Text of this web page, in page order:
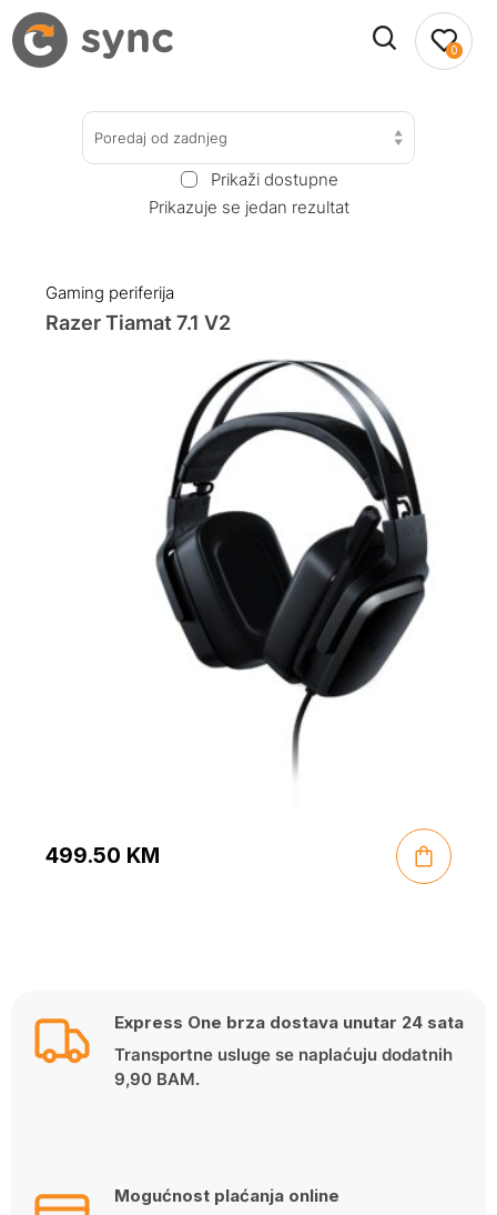
0
Poredaj od zadnjeg
Prikaži dostupne
Prikazuje se jedan rezultat
Gaming periferija
Razer Tiamat 7.1 V2
499.50 KM
Express One brza dostava unutar 24 sata
Transportne usluge se naplaćuju dodatnih
9,90 BAM.
Mogućnost plaćanja online